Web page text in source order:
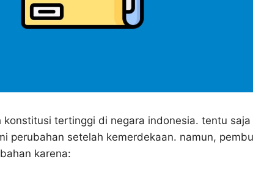
konstitusi tertinggi di negara indonesia. tentu
perubahan setelah kemerdekaan. namun,
karena: